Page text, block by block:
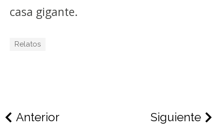
casa gigante.
Relatos
Anterior Siguiente